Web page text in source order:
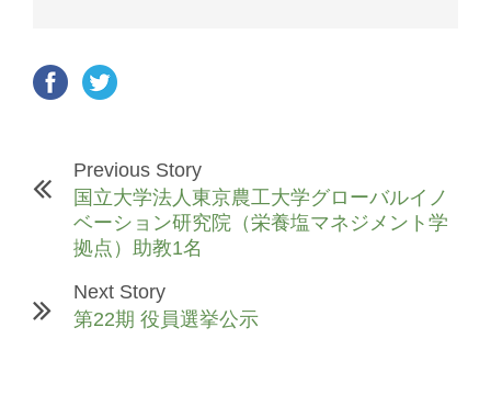
Previous Story
国立大学法人東京農工大学グローバルイノ
ベーション研究院（栄養塩マネジメント学
拠点）助教1名
Next Story
第22期 役員選挙公示